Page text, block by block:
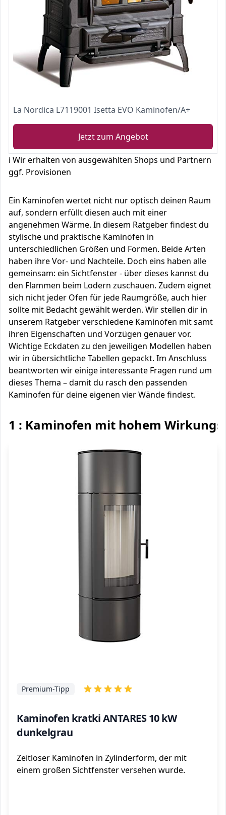
La Nordica L7119001 Isetta EVO Kaminofen/A+
Jetzt zum Angebot
ℹ️ Wir erhalten von ausgewählten Shops und Partnern
ggf. Provisionen
Ein Kaminofen wertet nicht nur optisch deinen Raum
auf, sondern erfüllt diesen auch mit einer
angenehmen Wärme. In diesem Ratgeber findest du
stylische und praktische Kaminöfen in
unterschiedlichen Größen und Formen. Beide Arten
haben ihre Vor- und Nachteile. Doch eins haben alle
gemeinsam: ein Sichtfenster - über dieses kannst du
den Flammen beim Lodern zuschauen. Zudem eignet
sich nicht jeder Ofen für jede Raumgröße, auch hier
sollte mit Bedacht gewählt werden. Wir stellen dir in
unserem Ratgeber verschiedene Kaminöfen mit samt
ihren Eigenschaften und Vorzügen genauer vor.
Wichtige Eckdaten zu den jeweiligen Modellen haben
wir in übersichtliche Tabellen gepackt. Im Anschluss
beantworten wir einige interessante Fragen rund um
dieses Thema – damit du rasch den passenden
Kaminofen für deine eigenen vier Wände findest.
1 : Kaminofen mit hohem
Kaminofen kratki ANTARES 10 kW
dunkelgrau
Premium-Tipp
Zeitloser Kaminofen in Zylinderform, der mit
einem großen Sichtfenster versehen wurde.